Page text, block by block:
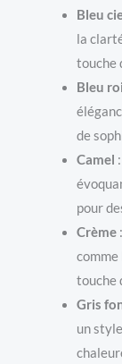
Bleu
la
touche
Bleu roi
de
Camel
pour
Crème
touche
Gris
un